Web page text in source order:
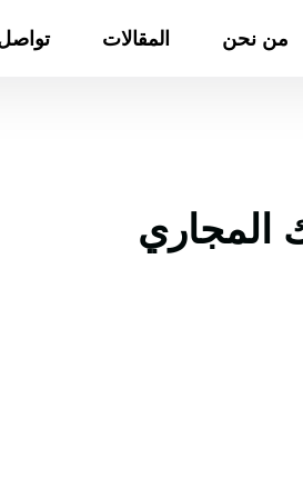
من نحن المقالات
المجاري